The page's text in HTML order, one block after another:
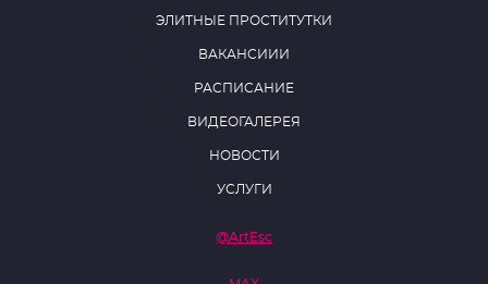
ЭЛИТНЫЕ ПРОСТИТУТКИ
ВАКАНСИИИ
РАСПИСАНИЕ
ВИДЕОГАЛЕРЕЯ
НОВОСТИ
УСЛУГИ
@ArtEsc